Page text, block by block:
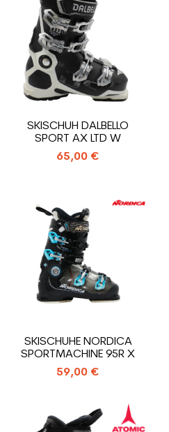
SKISCHUH DALBELLO
SPORT AX LTD W
65,00 €
SKISCHUHE NORDICA
SPORTMACHINE 95R X
59,00 €